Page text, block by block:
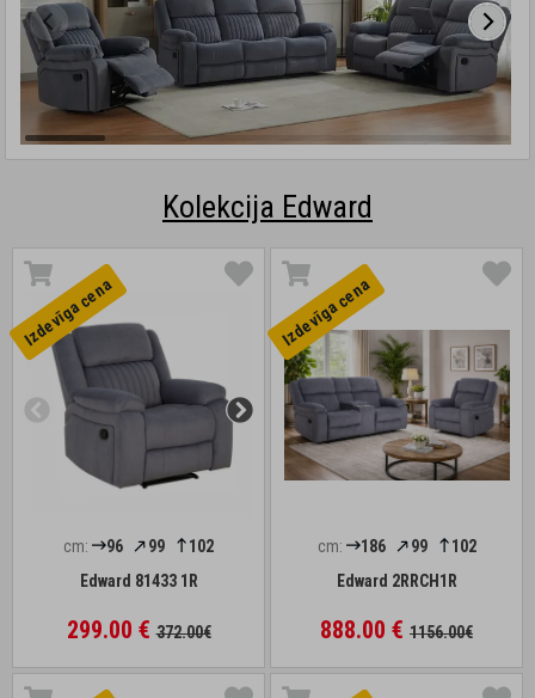
Kolekcija Edward
Izdevīga cena
cm: 96 99
102
Edward 81433 1R
299.00 €372.00€
Izdevīga cena
cm: 186 99
102
Edward 2RRCH1R
888.00 € 1156.00€